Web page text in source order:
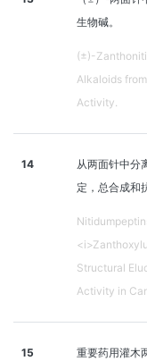
生物碱。
(±)-
Alkaloids
Activity.
14
从两面针中分
定，总合成和
Structural
Activity in
15 重要药用灌木